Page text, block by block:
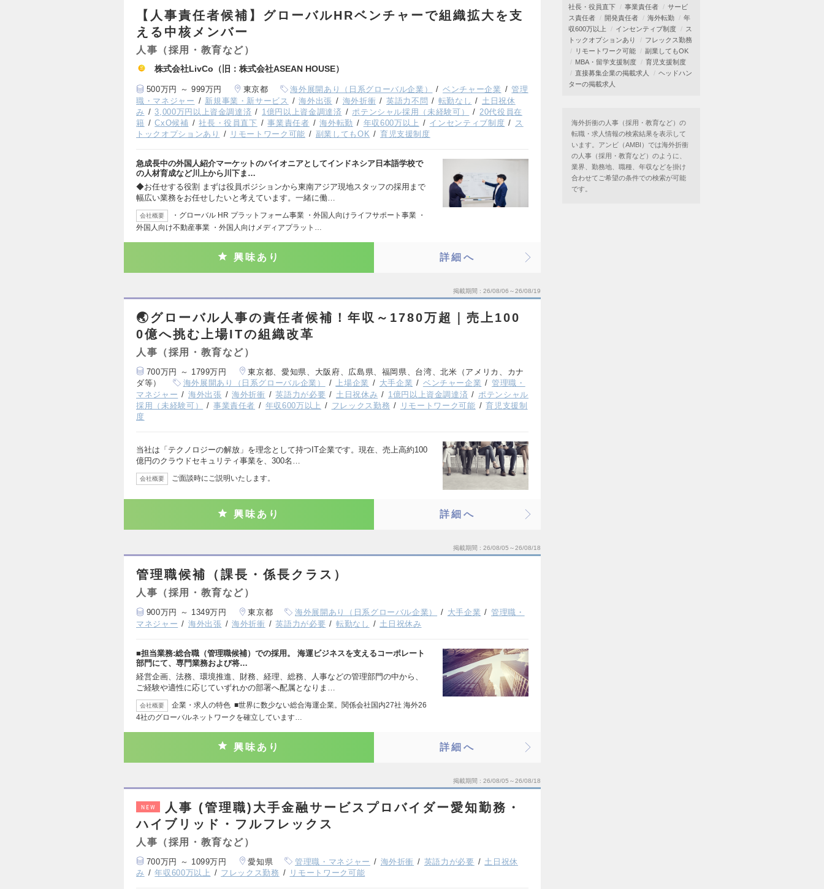
【人事責任者候補】グローバルHRベンチャーで組織拡大を支
える中核メンバー
人事（採用・教育など）
株式会社LivCo（旧：株式会社ASEAN HOUSE）
500万円 ～ 999万円 東京都 海外展開あり（日系グローバル企業） ベンチャー企業
管理
職・マネジャー
新規事業・新サービス 海外出張 海外折衝 英語力不問 転勤なし
土日祝休
み
3,000万円以上資金調達済 1億円以上資金調達済 ポテンシャル採用（未経験可）
20代役員在
籍
CxO候補 社長・役員直下 事業責任者 海外転勤 年収600万以上 インセンティブ制度
ス
トックオプションあり
リモートワーク可能 副業してもOK 育児支援制度
急成長中の外国人紹介マーケットのパイオニアとしてインドネシア日本語学校で
の人材育成など川上から川下ま…
◆お任せする役割 まずは役員ポジションから東南アジア現地スタッフの採用まで
幅広い業務をお任せしたいと考えています。一緒に働…
会社概要
・グローバル HR プラットフォーム事業 ・外国人向けライフサポート事業 ・
外国人向け不動産事業 ・外国人向けメディアプラット…
興味あり 詳細へ
掲載期間 26/08/06～26/08/19
🌏グローバル人事の責任者候補！年収～1780万超｜売上100
0億へ挑む上場ITの組織改革
人事（採用・教育など）
700万円 ～ 1799万円
東京都、愛知県、大阪府、広島県、福岡県、台湾、北米（アメリカ、カナ
ダ等）
海外展開あり（日系グローバル企業） 上場企業 大手企業 ベンチャー企業
管理職・
マネジャー
海外出張 海外折衝 英語力が必要 土日祝休み 1億円以上資金調達済
ポテンシャル
採用（未経験可）
事業責任者 年収600万以上 フレックス勤務 リモートワーク可能
育児支援制
度
当社は「テクノロジーの解放」を理念として持つIT企業です。現在、売上高約100
億円のクラウドセキュリティ事業を、300名…
会社概要 ご面談時にご説明いたします。
興味あり 詳細へ
掲載期間 26/08/05～26/08/18
管理職候補（課長・係長クラス）
人事（採用・教育など）
900万円 ～ 1349万円 東京都 海外展開あり（日系グローバル企業） 大手企業
管理職・
マネジャー
海外出張 海外折衝 英語力が必要 転勤なし 土日祝休み
■担当業務:総合職（管理職候補）での採用。 海運ビジネスを支えるコーポレート
部門にて、専門業務および将…
経営企画、法務、環境推進、財務、経理、総務、人事などの管理部門の中から、
ご経験や適性に応じていずれかの部署へ配属となりま…
会社概要
企業・求人の特色 ■世界に数少ない総合海運企業。関係会社国内27社 海外26
4社のグローバルネットワークを確立しています…
興味あり 詳細へ
掲載期間 26/08/05～26/08/18
NEW
人事 (管理職)大手金融サービスプロバイダー愛知勤務・
ハイブリッド・フルフレックス
人事（採用・教育など）
700万円 ～ 1099万円 愛知県 管理職・マネジャー 海外折衝 英語力が必要
土日祝休
み
年収600万以上 フレックス勤務 リモートワーク可能
社長・役員直下
事業責任者
サービ
ス責任者
開発責任者 海外転勤
年
収600万以上
インセンティブ制度
ス
トックオプションあり
フレックス勤務
リモートワーク可能
副業してもOK
MBA・留学支援制度
育児支援制度
直接募集企業の掲載求人
ヘッドハン
ターの掲載求人
海外折衝の人事（採用・教育など）の
転職・求人情報の検索結果を表示して
います。アンビ（AMBI）では海外折衝
の人事（採用・教育など）のように、
業界、勤務地、職種、年収などを掛け
合わせてご希望の条件での検索が可能
です。